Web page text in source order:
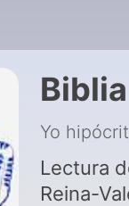
Yo
Lectura
Reina-